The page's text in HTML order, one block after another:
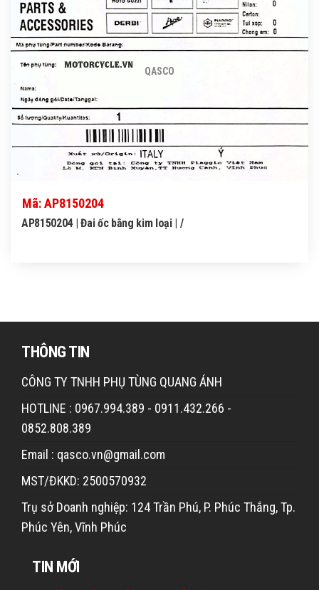
QASCO
Mã: AP8150204
AP8150204 | Đai ốc bằng kim loại | /
THÔNG TIN
CÔNG TY TNHH PHỤ TÙNG QUANG ÁNH
HOTLINE : 0967.994.389 - 0911.432.266 -
0852.808.389
Email : qasco.vn@gmail.com
MST/ĐKKD: 2500570932
Trụ sở Doanh nghiệp: 124 Trần Phú, P. Phúc Thắng, Tp.
Phúc Yên, Vĩnh Phúc
TIN MỚI